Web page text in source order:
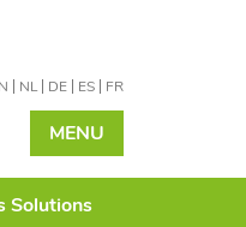
NL DE ES FR
MENU
Solutions